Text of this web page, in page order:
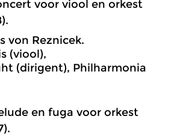
voor viool en orkest
von Reznicek.
(viool),
(dirigent), Philharmonia
en fuga voor orkest